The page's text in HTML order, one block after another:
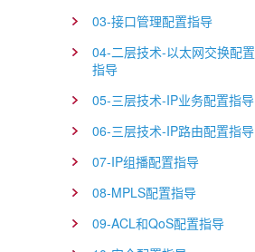
03-接口管理配置指导
04-二层技术-以太网交换配置
指导
05-三层技术-IP业务配置指导
06-三层技术-IP路由配置指导
07-IP组播配置指导
08-MPLS配置指导
09-ACL和QoS配置指导